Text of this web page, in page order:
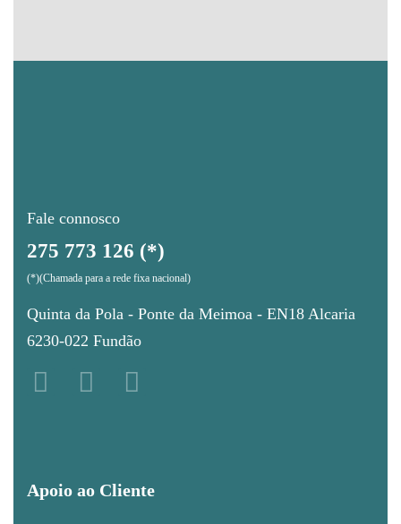
Fale connosco
275 773 126 (*)
(*)(Chamada para a rede fixa nacional)
Quinta da Pola - Ponte da Meimoa - EN18 Alcaria
6230-022 Fundão
Apoio ao Cliente